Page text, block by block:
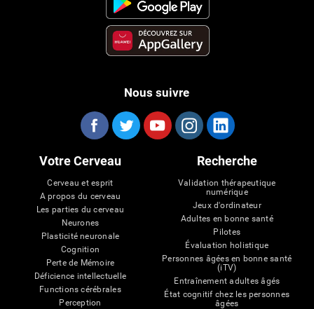
Nous suivre
Votre Cerveau
Cerveau et esprit
A propos du cerveau
Les parties du cerveau
Neurones
Plasticité neuronale
Cognition
Perte de Mémoire
Déficience intellectuelle
Functions cérébrales
Perception
Recherche
Validation thérapeutique
numérique
Jeux d'ordinateur
Adultes en bonne santé
Pilotes
Évaluation holistique
Personnes âgées en bonne santé
(iTV)
Entraînement adultes âgés
État cognitif chez les personnes
âgées